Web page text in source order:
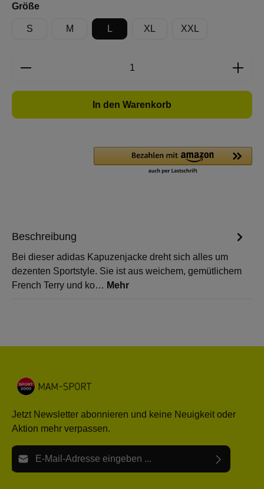
Größeauswählen
S M L XL XXL
Produkt Anzahl: Gib den gewünschten
In den Warenkorb
Beschreibung
Bei dieser adidas Kapuzenjacke dreht sich alles um
dezenten Sportstyle. Sie ist aus weichem, gemütlichem
French Terry und ko… Mehr
Jetzt Newsletter abonnieren und keine Neuigkeit oder
Aktion mehr verpassen.
E-Mail-Adresse*